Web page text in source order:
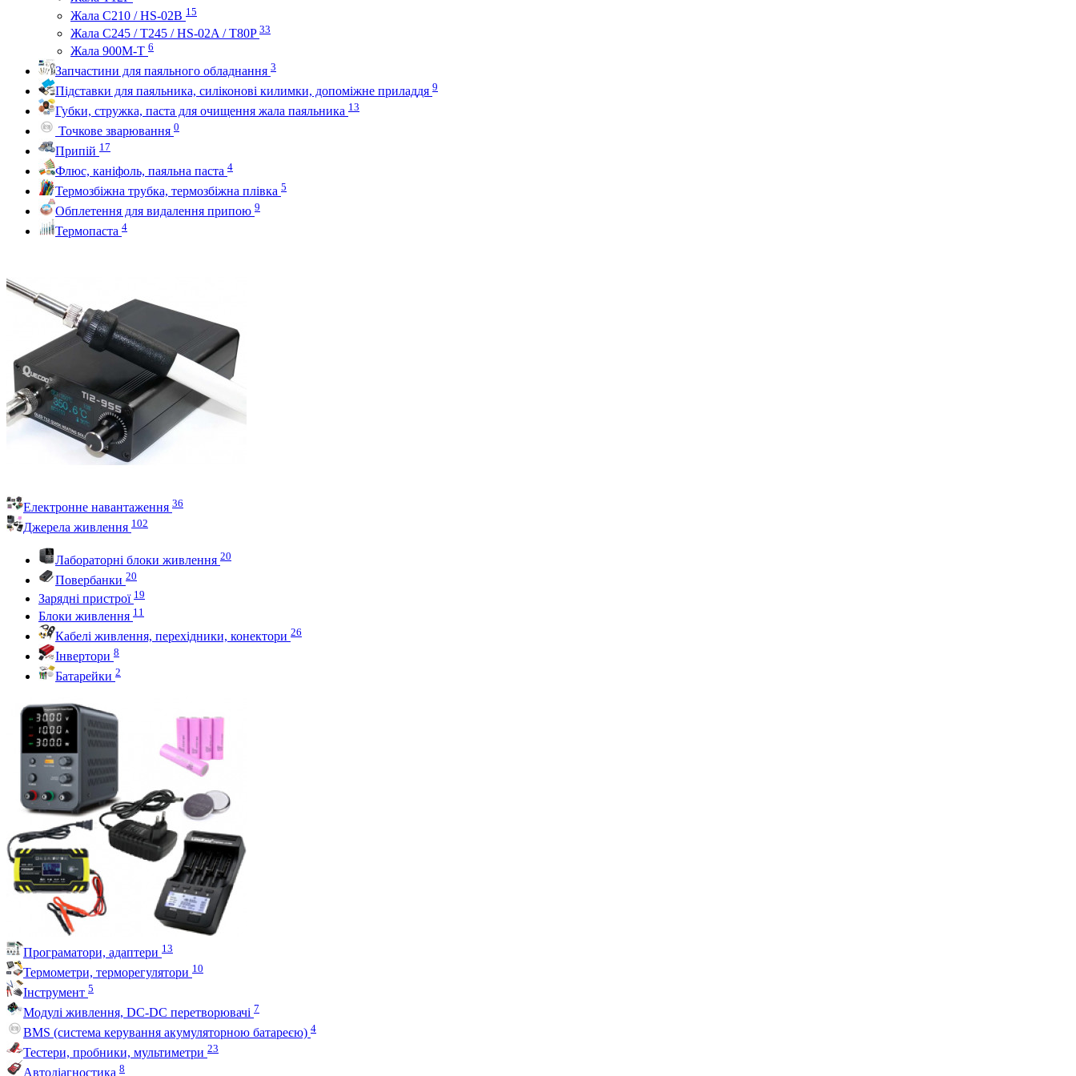
Жала C210 / HS-02B 15
Жала C245 / T245 / HS-02A / T80P 33
Жала 900M-T 6
Запчастини для паяльного обладнання 3
Підставки для паяльника, силіконові килимки, допоміжне приладдя 9
Губки, стружка, паста для очищення жала паяльника 13
Точкове зварювання 0
Припій 17
Флюс, каніфоль, паяльна паста 4
Термозбіжна трубка, термозбіжна плівка 5
Обплетення для видалення припою 9
Термопаста 4
Електронне навантаження 36
Джерела живлення 102
Лабораторні блоки живлення 20
Повербанки 20
Зарядні пристрої 19
Блоки живлення 11
Кабелі живлення, перехідники, конектори 26
Інвертори 8
Батарейки 2
Програматори, адаптери 13
Термометри, терморегулятори 10
Інструмент 5
Модулі живлення, DC-DC перетворювачі 7
BMS (система керування акумуляторною батареєю) 4
Тестери, пробники, мультиметри 23
Автодіагностика 8